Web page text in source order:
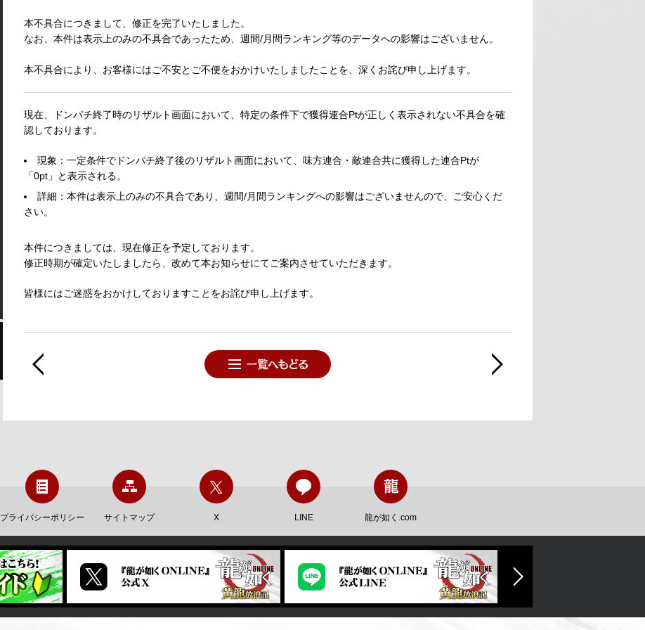
本不具合につきまして、修正を完了いたしました。
なお、本件は表示上のみの不具合であったため、週間/月間ランキング等のデータへの影響はございません。
本不具合により、お客様にはご不安とご不便をおかけいたしましたことを、深くお詫び申し上げます。
現在、ドンパチ終了時のリザルト画面において、特定の条件下で獲得連合Ptが正しく表示されない不具合を確
認しております。
現象：一定条件でドンパチ終了後のリザルト画面において、味方連合・敵連合共に獲得した連合Ptが
「0pt」と表示される。
詳細：本件は表示上のみの不具合であり、週間/月間ランキングへの影響はございませんので、ご安心くだ
さい。
本件につきましては、現在修正を予定しております。
修正時期が確定いたしましたら、改めて本お知らせにてご案内させていただきます。
皆様にはご迷惑をおかけしておりますことをお詫び申し上げます。
プライバシーポリシー サイトマップ X LINE 龍が如く.com